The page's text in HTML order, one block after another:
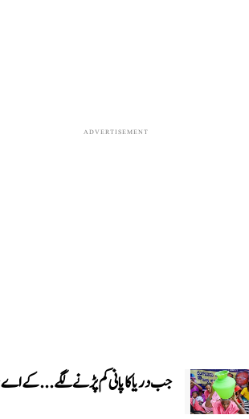
ADVERTISEMENT
جب دریا کا پانی کم پڑنے لگے...کے